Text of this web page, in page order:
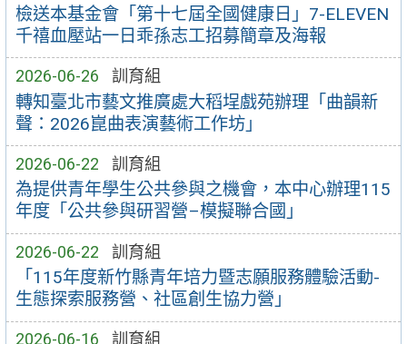
檢送本基金會「第十七屆全國健康日」7-ELEVEN
千禧血壓站一日乖孫志工招募簡章及海報
2026-06-26 訓育組
轉知臺北市藝文推廣處大稻埕戲苑辦理「曲韻新
聲：2026崑曲表演藝術工作坊」
2026-06-22 訓育組
為提供青年學生公共參與之機會，本中心辦理115
年度「公共參與研習營–模擬聯合國」
2026-06-22 訓育組
「115年度新竹縣青年培力暨志願服務體驗活動-
生態探索服務營、社區創生協力營」
2026-06-16 訓育組